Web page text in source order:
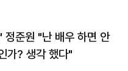
정준원 "난 배우 하면 안
가? 생각 했다"